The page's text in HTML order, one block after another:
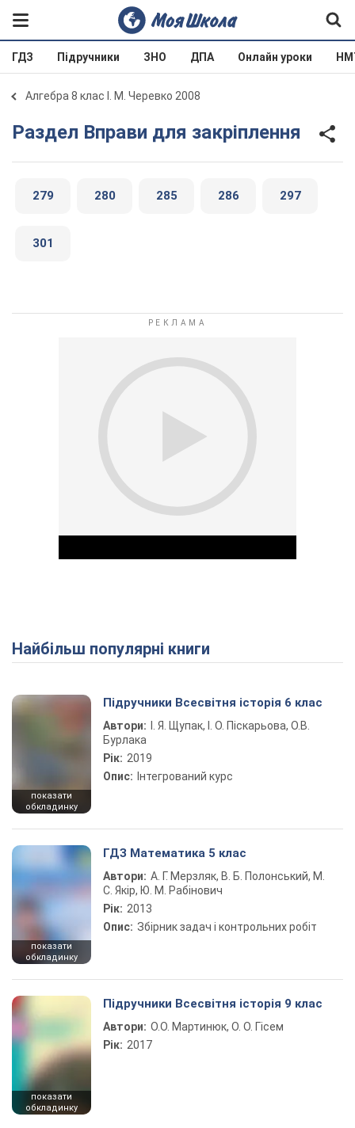
ГДЗ Підручники ЗНО ДПА Онлайн уроки
Алгебра 8 клас І. М. Черевко 2008
Раздел Вправи для закріплення
279 280 285 286 297
301
Play Video
Найбільш популярні книги
показати
обкладинку
Підручники Всесвітня історія 6 клас
Автори:
І. Я. Щупак, І. О. Піскарьова, О.В.
Бурлака
Рік: 2019
Опис: Інтегрований курс
показати
обкладинку
ГДЗ Математика 5 клас
Автори: А. Г. Мерзляк, В. Б. Полонський, М.
С. Якір, Ю. М. Рабінович
Рік: 2013
Опис: Збірник задач і контрольних робіт
показати
обкладинку
Підручники Всесвітня історія 9 клас
Автори: О.О. Мартинюк, О. О. Гісем
Рік: 2017